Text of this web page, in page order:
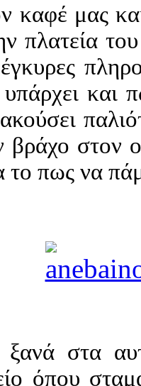
καφέ μας
πλατεία του
υπάρχει
βράχο στον
το πως να
στα
όπου